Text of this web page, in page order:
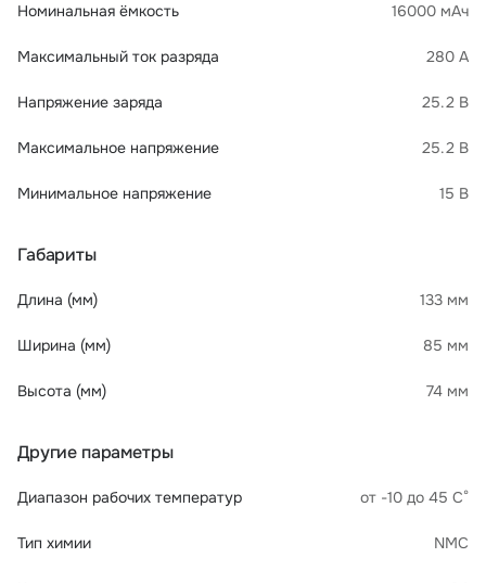
Номинальная ёмкость 16000 мАч
Максимальный ток разряда 280 А
Напряжение заряда 25.2 В
Максимальное напряжение 25.2 В
Минимальное напряжение 15 В
Габариты
Длина (мм) 133 мм
Ширина (мм) 85 мм
Высота (мм) 74 мм
Другие параметры
Диапазон рабочих температур от -10 до 45 С°
Тип химии NMC